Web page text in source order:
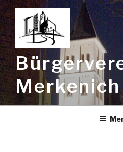
Zum
Inhalt
springen
Merkenich